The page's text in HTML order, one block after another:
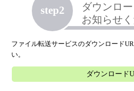
step2
ダウンロ
お知らせ
ファイル転送サービスのダウンロード
い。
ダウンロード